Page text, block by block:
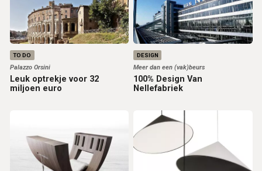
TO DO
Palazzo Orsini
Leuk optrekje voor 32
miljoen euro
DESIGN
Meer dan een (vak)beurs
100% Design Van
Nellefabriek